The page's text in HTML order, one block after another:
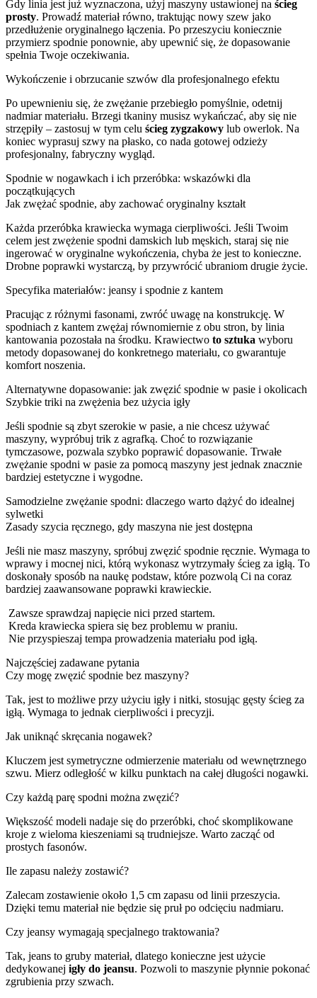
Gdy linia jest już wyznaczona, użyj maszyny ustawionej na ścieg
prosty. Prowadź materiał równo, traktując nowy szew jako
przedłużenie oryginalnego łączenia. Po przeszyciu koniecznie
przymierz spodnie ponownie, aby upewnić się, że dopasowanie
spełnia Twoje oczekiwania.
Wykończenie i obrzucanie szwów dla profesjonalnego efektu
Po upewnieniu się, że zwężanie przebiegło pomyślnie, odetnij
nadmiar materiału. Brzegi tkaniny musisz wykańczać, aby się nie
strzępiły – zastosuj w tym celu ścieg zygzakowy lub owerlok. Na
koniec wyprasuj szwy na płasko, co nada gotowej odzieży
profesjonalny, fabryczny wygląd.
Spodnie w nogawkach i ich przeróbka: wskazówki dla
początkujących
Jak zwężać spodnie, aby zachować oryginalny kształt
Każda przeróbka krawiecka wymaga cierpliwości. Jeśli Twoim
celem jest zwężenie spodni damskich lub męskich, staraj się nie
ingerować w oryginalne wykończenia, chyba że jest to konieczne.
Drobne poprawki wystarczą, by przywrócić ubraniom drugie życie.
Specyfika materiałów: jeansy i spodnie z kantem
Pracując z różnymi fasonami, zwróć uwagę na konstrukcję. W
spodniach z kantem zwężaj równomiernie z obu stron, by linia
kantowania pozostała na środku. Krawiectwo to sztuka wyboru
metody dopasowanej do konkretnego materiału, co gwarantuje
komfort noszenia.
Alternatywne dopasowanie: jak zwęzić spodnie w pasie i okolicach
Szybkie triki na zwężenia bez użycia igły
Jeśli spodnie są zbyt szerokie w pasie, a nie chcesz używać
maszyny, wypróbuj trik z agrafką. Choć to rozwiązanie
tymczasowe, pozwala szybko poprawić dopasowanie. Trwałe
zwężanie spodni w pasie za pomocą maszyny jest jednak znacznie
bardziej estetyczne i wygodne.
Samodzielne zwężanie spodni: dlaczego warto dążyć do idealnej
sylwetki
Zasady szycia ręcznego, gdy maszyna nie jest dostępna
Jeśli nie masz maszyny, spróbuj zwęzić spodnie ręcznie. Wymaga to
wprawy i mocnej nici, którą wykonasz wytrzymały ścieg za igłą. To
doskonały sposób na naukę podstaw, które pozwolą Ci na coraz
bardziej zaawansowane poprawki krawieckie.
Zawsze sprawdzaj napięcie nici przed startem.
Kreda krawiecka spiera się bez problemu w praniu.
Nie przyspieszaj tempa prowadzenia materiału pod igłą.
Najczęściej zadawane pytania
Czy mogę zwęzić spodnie bez maszyny?
Tak, jest to możliwe przy użyciu igły i nitki, stosując gęsty ścieg za
igłą. Wymaga to jednak cierpliwości i precyzji.
Jak uniknąć skręcania nogawek?
Kluczem jest symetryczne odmierzenie materiału od wewnętrznego
szwu. Mierz odległość w kilku punktach na całej długości nogawki.
Czy każdą parę spodni można zwęzić?
Większość modeli nadaje się do przeróbki, choć skomplikowane
kroje z wieloma kieszeniami są trudniejsze. Warto zacząć od
prostych fasonów.
Ile zapasu należy zostawić?
Zalecam zostawienie około 1,5 cm zapasu od linii przeszycia.
Dzięki temu materiał nie będzie się pruł po odcięciu nadmiaru.
Czy jeansy wymagają specjalnego traktowania?
Tak, jeans to gruby materiał, dlatego konieczne jest użycie
dedykowanej igły do jeansu. Pozwoli to maszynie płynnie pokonać
zgrubienia przy szwach.